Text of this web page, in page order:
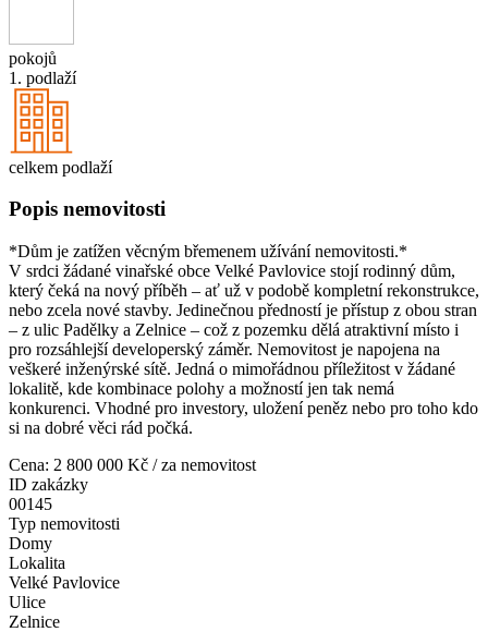
pokojů
1. podlaží
celkem podlaží
Popis nemovitosti
*Dům je zatížen věcným břemenem užívání nemovitosti.*
V srdci žádané vinařské obce Velké Pavlovice stojí rodinný dům,
který čeká na nový příběh – ať už v podobě kompletní rekonstrukce,
nebo zcela nové stavby. Jedinečnou předností je přístup z obou stran
– z ulic Padělky a Zelnice – což z pozemku dělá atraktivní místo i
pro rozsáhlejší developerský záměr. Nemovitost je napojena na
veškeré inženýrské sítě. Jedná o mimořádnou příležitost v žádané
lokalitě, kde kombinace polohy a možností jen tak nemá
konkurenci. Vhodné pro investory, uložení peněz nebo pro toho kdo
si na dobré věci rád počká.
Cena: 2 800 000 Kč / za nemovitost
ID zakázky
00145
Typ nemovitosti
Domy
Lokalita
Velké Pavlovice
Ulice
Zelnice